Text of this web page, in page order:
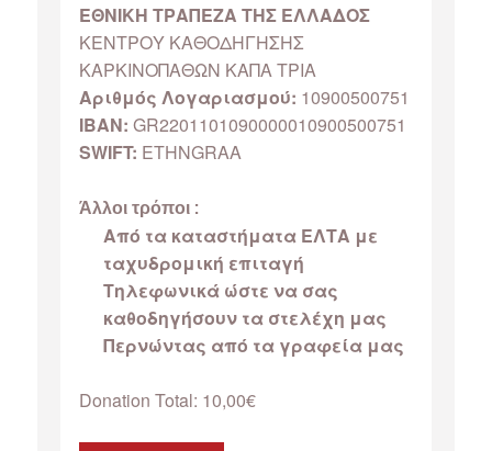
ΕΘΝΙΚΗ ΤΡΑΠΕΖΑ ΤΗΣ ΕΛΛΑΔΟΣ
ΚΕΝΤΡΟΥ ΚΑΘΟΔΗΓΗΣΗΣ
ΚΑΡΚΙΝΟΠΑΘΩΝ ΚΑΠΑ ΤΡΙΑ
Αριθμός Λογαριασμού: 10900500751
IBAN: GR2201101090000010900500751
SWIFT: ETHNGRAA
Άλλοι τρόποι :
Από τα καταστήματα ΕΛΤΑ με
ταχυδρομική επιταγή
Τηλεφωνικά ώστε να σας
καθοδηγήσουν τα στελέχη μας
Περνώντας από τα γραφεία μας
Donation Total: 10,00€